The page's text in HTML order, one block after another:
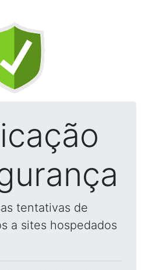
tentativas de
a sites hospedados